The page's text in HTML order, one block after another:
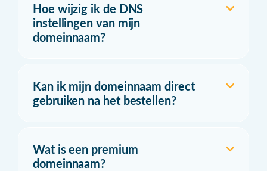
Hoe wijzig ik de DNS
instellingen van mijn
domeinnaam?
Kan ik mijn domeinnaam direct
gebruiken na het bestellen?
Wat is een premium
domeinnaam?